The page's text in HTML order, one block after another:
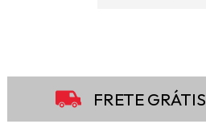
FRETE GRÁTIS